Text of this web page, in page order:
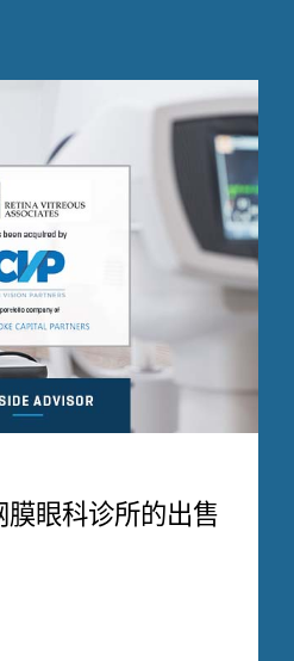
膜眼科诊所的出售